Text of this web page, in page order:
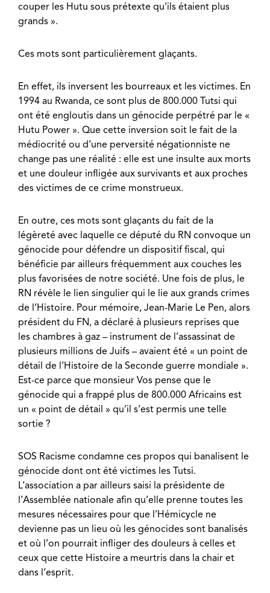
couper les Hutu sous prétexte qu’ils étaient plus
grands ».
Ces mots sont particulièrement glaçants.
En effet, ils inversent les bourreaux et les victimes. En
1994 au Rwanda, ce sont plus de 800.000 Tutsi qui
ont été engloutis dans un génocide perpétré par le «
Hutu Power ». Que cette inversion soit le fait de la
médiocrité ou d’une perversité négationniste ne
change pas une réalité : elle est une insulte aux morts
et une douleur infligée aux survivants et aux proches
des victimes de ce crime monstrueux.
En outre, ces mots sont glaçants du fait de la
légèreté avec laquelle ce député du RN convoque un
génocide pour défendre un dispositif fiscal, qui
bénéficie par ailleurs fréquemment aux couches les
plus favorisées de notre société. Une fois de plus, le
RN révèle le lien singulier qui le lie aux grands crimes
de l’Histoire. Pour mémoire, Jean-Marie Le Pen, alors
président du FN, a déclaré à plusieurs reprises que
les chambres à gaz – instrument de l’assassinat de
plusieurs millions de Juifs – avaient été « un point de
détail de l’Histoire de la Seconde guerre mondiale ».
Est-ce parce que monsieur Vos pense que le
génocide qui a frappé plus de 800.000 Africains est
un « point de détail » qu’il s’est permis une telle
sortie ?
SOS Racisme condamne ces propos qui banalisent le
génocide dont ont été victimes les Tutsi.
L’association a par ailleurs saisi la présidente de
l’Assemblée nationale afin qu’elle prenne toutes les
mesures nécessaires pour que l’Hémicycle ne
devienne pas un lieu où les génocides sont banalisés
et où l’on pourrait infliger des douleurs à celles et
ceux que cette Histoire a meurtris dans la chair et
dans l’esprit.